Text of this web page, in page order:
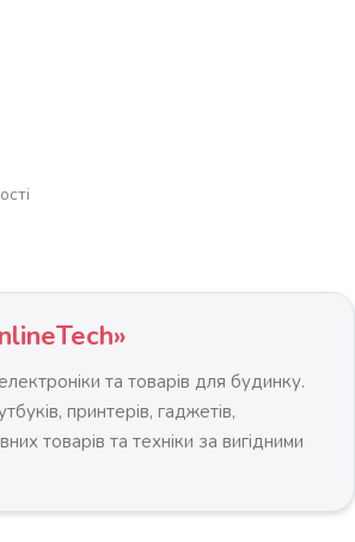
та товарів для будинку.
принтерів, гаджетів,
товарів та техніки за вигідними